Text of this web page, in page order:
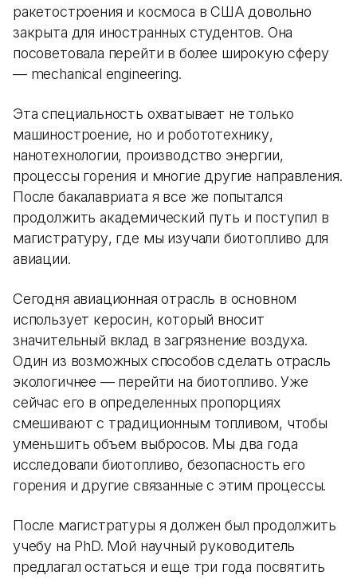
ракетостроения и космоса в США довольно
закрыта для иностранных студентов. Она
посоветовала перейти в более широкую сферу
— mechanical engineering.
Эта специальность охватывает не только
машиностроение, но и робототехнику,
нанотехнологии, производство энергии,
процессы горения и многие другие направления.
После бакалавриата я все же попытался
продолжить академический путь и поступил в
магистратуру, где мы изучали биотопливо для
авиации.
Сегодня авиационная отрасль в основном
использует керосин, который вносит
значительный вклад в загрязнение воздуха.
Один из возможных способов сделать отрасль
экологичнее — перейти на биотопливо. Уже
сейчас его в определенных пропорциях
смешивают с традиционным топливом, чтобы
уменьшить объем выбросов. Мы два года
исследовали биотопливо, безопасность его
горения и другие связанные с этим процессы.
После магистратуры я должен был продолжить
учебу на PhD. Мой научный руководитель
предлагал остаться и еще три года посвятить